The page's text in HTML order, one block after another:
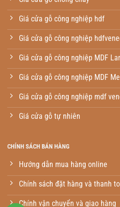
Giá cửa gỗ công nghiệp hdf
Giá cửa gỗ công nghiệp
Giá cửa gỗ công nghiệp MDF
Giá cửa gỗ công nghiệp MDF
Giá cửa gỗ công nghiệp mdf
Giá cửa gỗ tự nhiên
CHÍNH SÁCH BÁN HÀNG
Hướng dẫn mua hàng online
Chính sách đặt hàng và thanh
Chính vận chuyển và giao hàng